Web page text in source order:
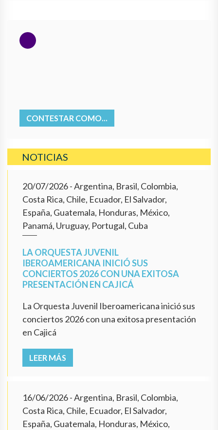
CONTESTAR COMO...
NOTICIAS
20/07/2026- Argentina, Brasil, Colombia,
Costa Rica, Chile, Ecuador, El Salvador,
España, Guatemala, Honduras, México,
Panamá, Uruguay, Portugal, Cuba
LA ORQUESTA JUVENIL
IBEROAMERICANA INICIÓ SUS
CONCIERTOS 2026 CON UNA EXITOSA
PRESENTACIÓN EN CAJICÁ
La Orquesta Juvenil Iberoamericana inició sus
conciertos 2026 con una exitosa presentación
en Cajicá
LEER MÁS
16/06/2026- Argentina, Brasil, Colombia,
Costa Rica, Chile, Ecuador, El Salvador,
España, Guatemala, Honduras, México,